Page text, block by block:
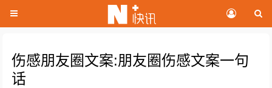
伤感朋友圈文案:朋友圈伤感文案一句
话